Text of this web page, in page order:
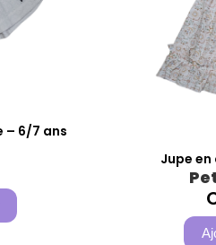
– 6/7 ans
Jupe